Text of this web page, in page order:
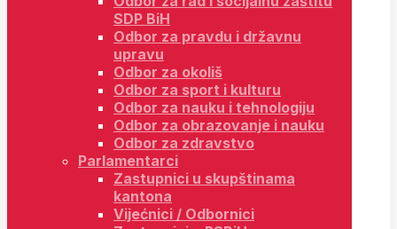
SDP BiH
Odbor za pravdu i državnu
upravu
Odbor za okoliš
Odbor za sport i kulturu
Odbor za nauku i tehnologiju
Odbor za obrazovanje i nauku
Odbor za zdravstvo
Parlamentarci
Zastupnici u skupštinama
kantona
Vijećnici / Odbornici